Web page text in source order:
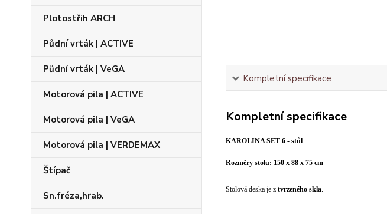
Plotostřih ARCH
Půdní vrták | ACTIVE
Půdní vrták | VeGA
Motorová pila | ACTIVE
Motorová pila | VeGA
Motorová pila | VERDEMAX
Štípač
Sn.fréza,hrab.
Kompletní specifikace
Kompletní specifikace
KAROLINA SET 6 - stůl
Rozměry stolu: 150 x 88 x 75 cm
Stolová deska je z tvrzeného skla.